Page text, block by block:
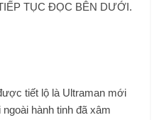
TỤC ĐỌC BÊN DƯỚI.
tiết lộ là Ultraman mới
hành tinh đã xâm